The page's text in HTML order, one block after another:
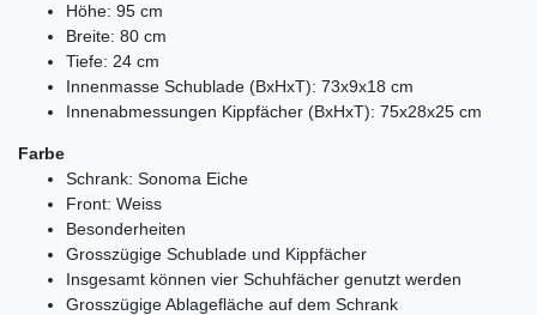
Höhe: 95 cm
Breite: 80 cm
Tiefe: 24 cm
Innenmasse Schublade (BxHxT): 73x9x18 cm
Innenabmessungen Kippfächer (BxHxT): 75x28x25 cm
Farbe
Schrank: Sonoma Eiche
Front: Weiss
Besonderheiten
Grosszügige Schublade und Kippfächer
Insgesamt können vier Schuhfächer genutzt werden
Grosszügige Ablagefläche auf dem Schrank